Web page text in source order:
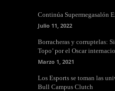
Continúa Supermegasalón
Julio 11, 2022
Borracheras y corruptelas:
Topo’ por el Oscar
Marzo 1, 2021
Los Esports se toman las
Bull Campus Clutch